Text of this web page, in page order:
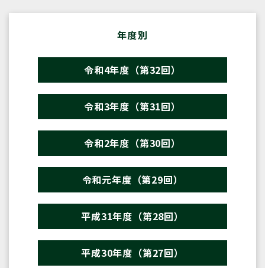
年度別
令和4年度（第32回）
令和3年度（第31回）
令和2年度（第30回）
令和元年度（第29回）
平成31年度（第28回）
平成30年度（第27回）